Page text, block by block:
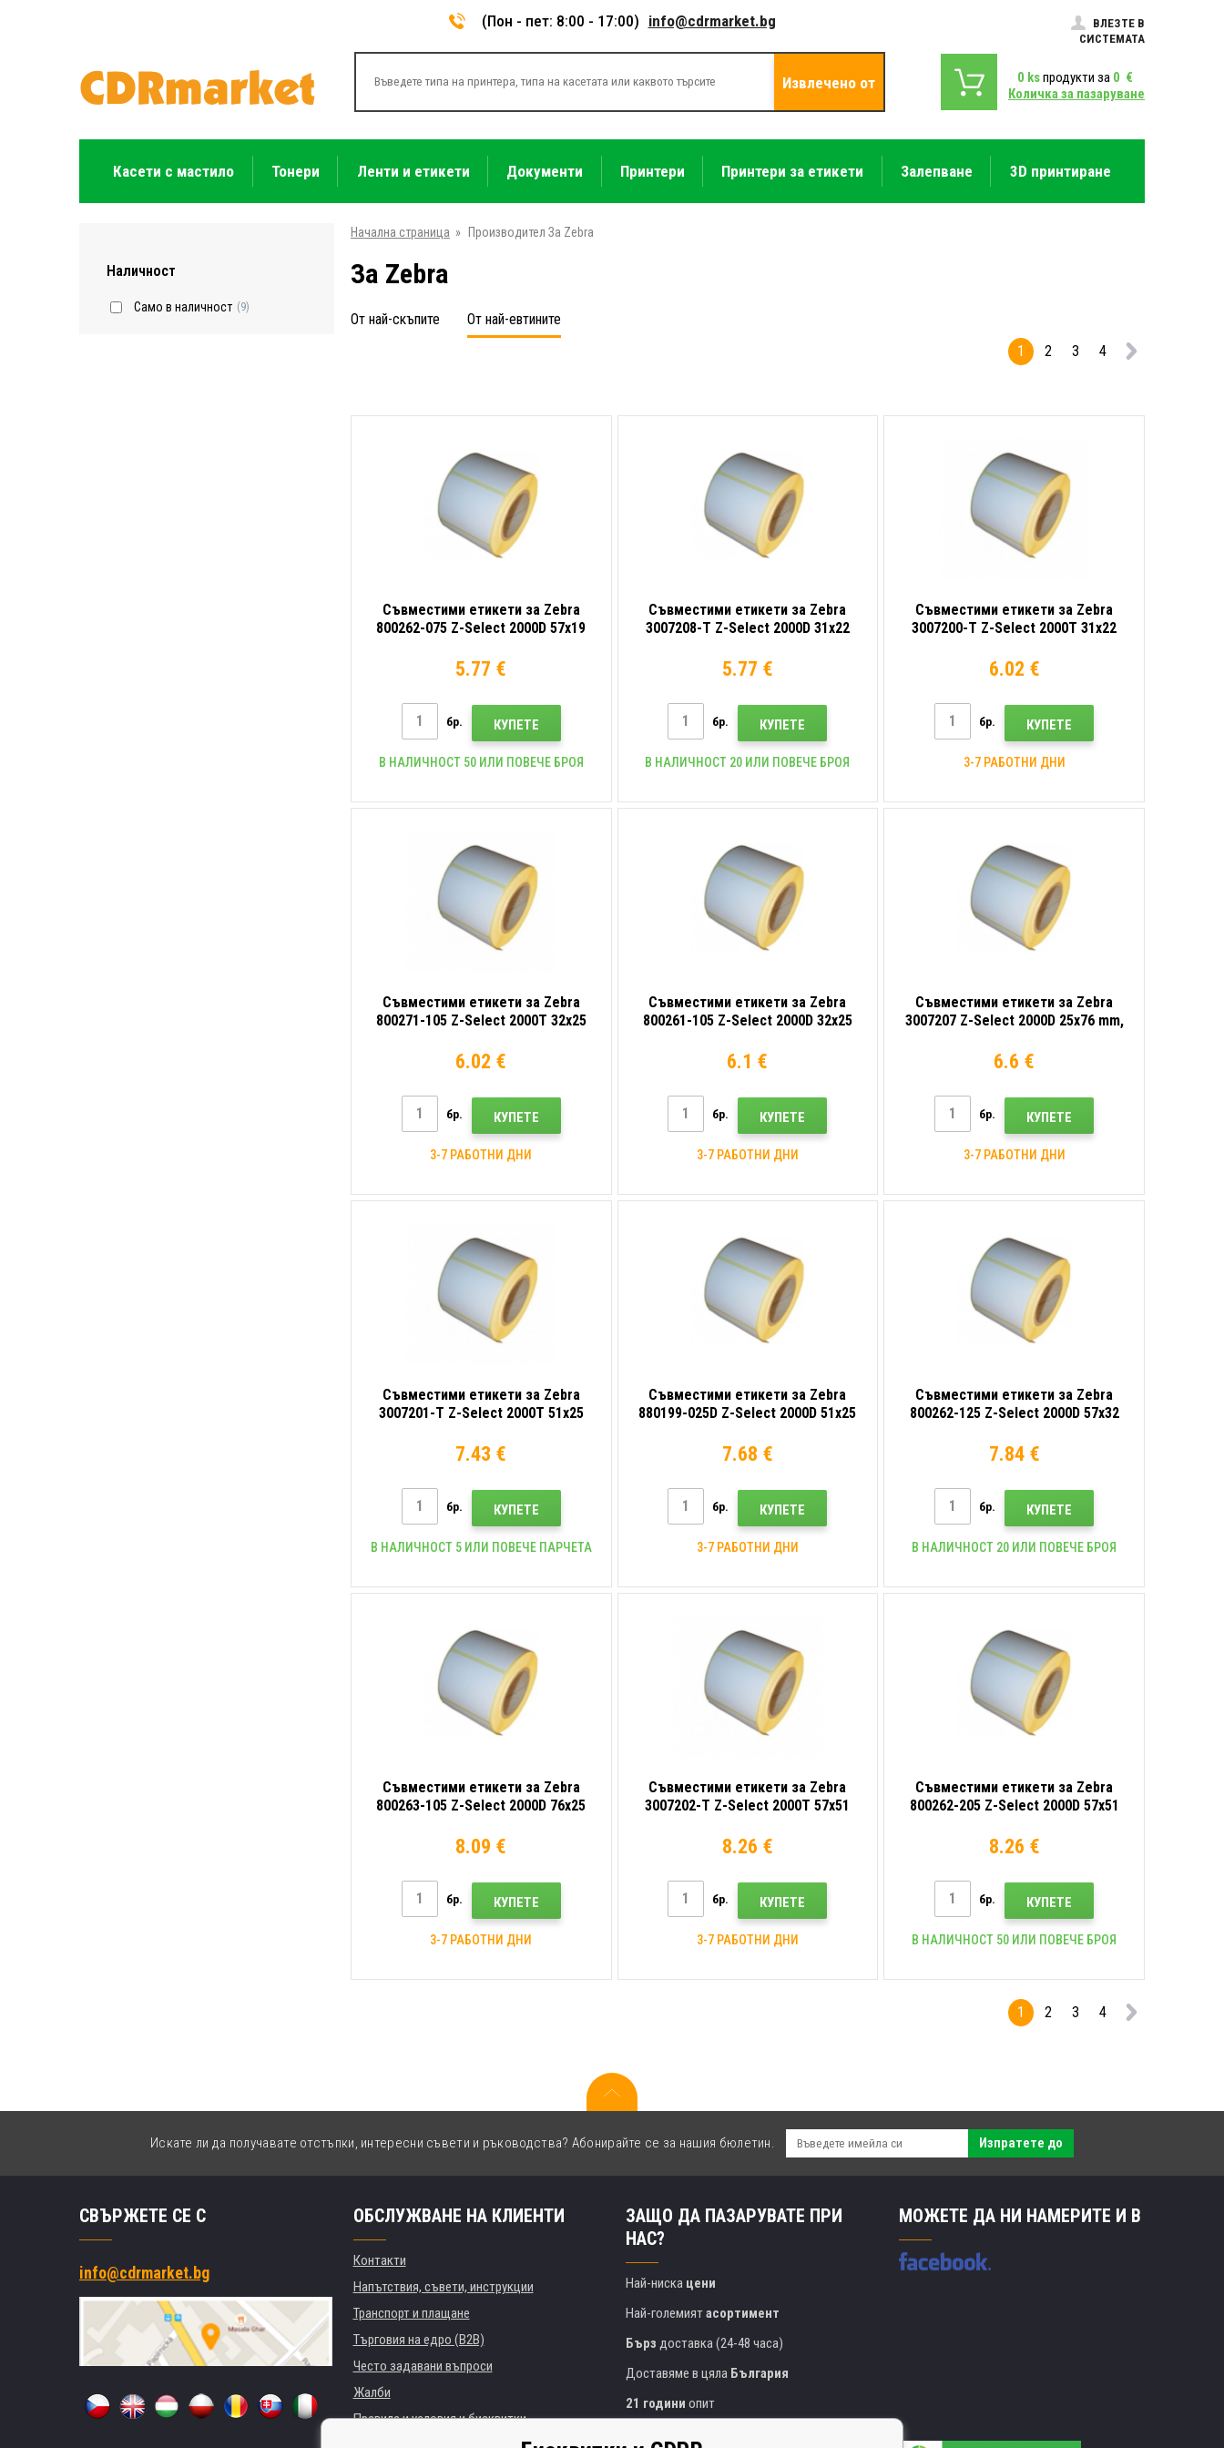
(Пон - пет: 8:00 - 17:00) info@cdrmarket.bg
ВЛЕЗТЕ В
СИСТЕМАТА
Извлечено от 0 ksпродукти за 0 €
Количка за пазаруване
Касети с мастило Тонери Ленти и етикети Документи Принтери Принтери за етикети Залепване 3D принтиране
Наличност
Само в наличност (9)
Начална страница » Производител За Zebra
За Zebra
От най-скъпите
От най-евтините
1
2 3 4
Съвместими етикети за Zebra
800262-075 Z-Select 2000D 57x19
5.77 €
бр. КУПЕТЕ
В НАЛИЧНОСТ 50 ИЛИ ПОВЕЧЕ БРОЯ
Съвместими етикети за Zebra
3007208-T Z-Select 2000D 31x22
5.77 €
бр. КУПЕТЕ
В НАЛИЧНОСТ 20 ИЛИ ПОВЕЧЕ БРОЯ
Съвместими етикети за Zebra
3007200-T Z-Select 2000T 31x22
6.02 €
бр. КУПЕТЕ
3-7 РАБОТНИ ДНИ
Съвместими етикети за Zebra
800271-105 Z-Select 2000T 32x25
6.02 €
бр. КУПЕТЕ
3-7 РАБОТНИ ДНИ
Съвместими етикети за Zebra
800261-105 Z-Select 2000D 32x25
6.1 €
бр. КУПЕТЕ
3-7 РАБОТНИ ДНИ
Съвместими етикети за Zebra
3007207 Z-Select 2000D 25x76 mm,
6.6 €
бр. КУПЕТЕ
3-7 РАБОТНИ ДНИ
Съвместими етикети за Zebra
3007201-T Z-Select 2000T 51x25
7.43 €
бр. КУПЕТЕ
В НАЛИЧНОСТ 5 ИЛИ ПОВЕЧЕ ПАРЧЕТА
Съвместими етикети за Zebra
880199-025D Z-Select 2000D 51x25
7.68 €
бр. КУПЕТЕ
3-7 РАБОТНИ ДНИ
Съвместими етикети за Zebra
800262-125 Z-Select 2000D 57x32
7.84 €
бр. КУПЕТЕ
В НАЛИЧНОСТ 20 ИЛИ ПОВЕЧЕ БРОЯ
Съвместими етикети за Zebra
800263-105 Z-Select 2000D 76x25
8.09 €
бр. КУПЕТЕ
3-7 РАБОТНИ ДНИ
Съвместими етикети за Zebra
3007202-T Z-Select 2000T 57x51
8.26 €
бр. КУПЕТЕ
3-7 РАБОТНИ ДНИ
Съвместими етикети за Zebra
800262-205 Z-Select 2000D 57x51
8.26 €
бр. КУПЕТЕ
В НАЛИЧНОСТ 50 ИЛИ ПОВЕЧЕ БРОЯ
1 2 3 4
Искате ли да получавате отстъпки, интересни съвети и ръководства? Абонирайте се за нашия бюлетин. Изпратете до
СВЪРЖЕТЕ СЕ С
info@cdrmarket.bg
ОБСЛУЖВАНЕ НА КЛИЕНТИ
Контакти
Напътствия, съвети, инструкции
Транспорт и плащане
Търговия на едро (B2B)
Често задавани въпроси
Жалби
Правила и условия и бисквитки
ЗАЩО ДА ПАЗАРУВАТЕ ПРИ
НАС?
Най-ниска цени
Най-големиятасортимент
Бърз доставка (24-48 часа)
Доставяме в цяла България
21 години опит
МОЖЕТЕ ДА НИ НАМЕРИТЕ И В